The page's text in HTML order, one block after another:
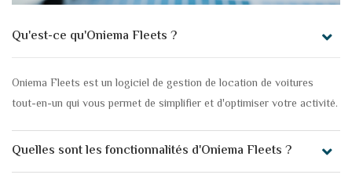
Qu'est-ce qu'Oniema Fleets ?
Oniema Fleets est un logiciel de gestion de location de voitures
tout-en-un qui vous permet de simplifier et d'optimiser votre activité.
Quelles sont les fonctionnalités d'Oniema Fleets ?